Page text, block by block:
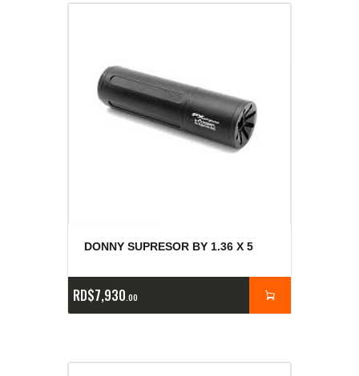
DONNY SUPRESOR BY 1.36 X 5
RD$7,930 00